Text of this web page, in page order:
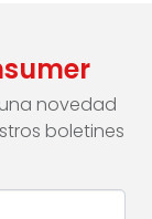
novedad
boletines